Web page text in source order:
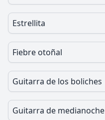
Estrellita
Fiebre otoñal
Guitarra de los boliches
Guitarra de medianoche